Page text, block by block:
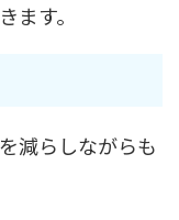
ます。
減らしながらも